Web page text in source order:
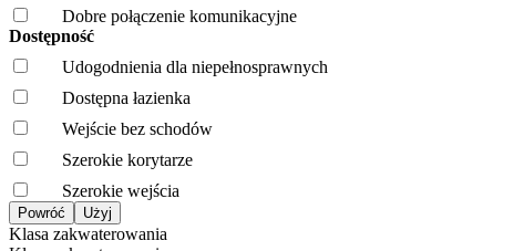
Dobre połączenie komunikacyjne
Dostępność
Udogodnienia dla niepełnosprawnych
Dostępna łazienka
Wejście bez schodów
Szerokie korytarze
Szerokie wejścia
Klasa zakwaterowania